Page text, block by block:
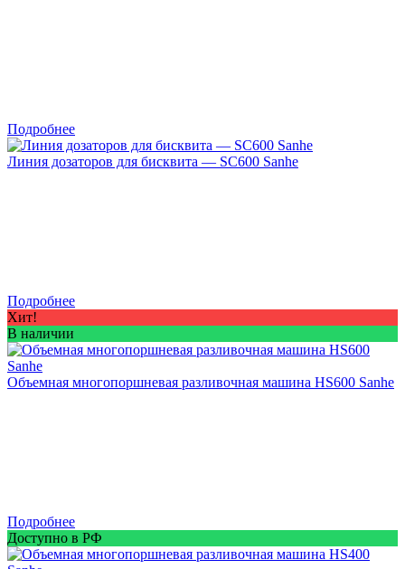
Подробнее
Линия дозаторов для бисквита — SC600 Sanhe
Подробнее
Хит!
В наличии
Объемная многопоршневая разливочная машина HS600 Sanhe
Подробнее
Доступно в РФ